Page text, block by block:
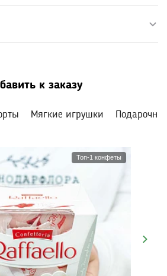
к заказу
Мягкие игрушки
Топ-1 конфеты